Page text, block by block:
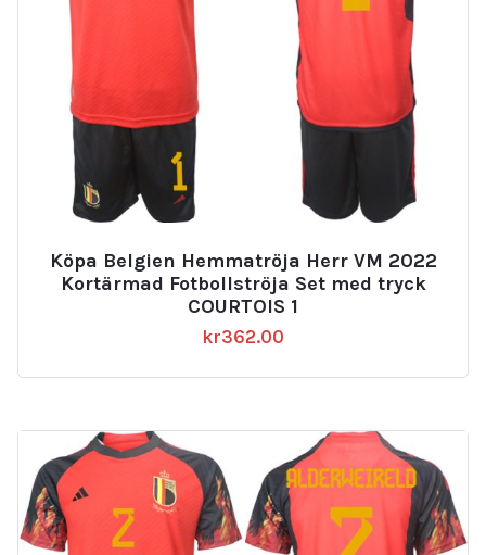
Köpa Belgien Hemmatröja Herr VM 2022
Kortärmad Fotbollströja Set med tryck
COURTOIS 1
kr362.00